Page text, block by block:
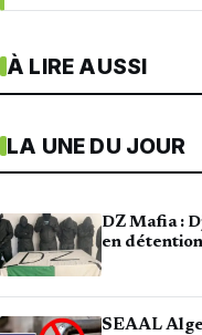
À LIRE AUSSI
LA UNE DU JOUR
DZ Mafia :
en
SEAAL